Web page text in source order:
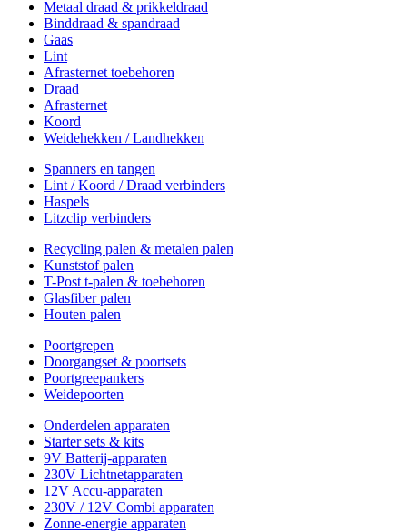
Metaal draad & prikkeldraad
Binddraad & spandraad
Gaas
Lint
Afrasternet toebehoren
Draad
Afrasternet
Koord
Weidehekken / Landhekken
Spanners en tangen
Lint / Koord / Draad verbinders
Haspels
Litzclip verbinders
Recycling palen & metalen palen
Kunststof palen
T-Post t-palen & toebehoren
Glasfiber palen
Houten palen
Poortgrepen
Doorgangset & poortsets
Poortgreepankers
Weidepoorten
Onderdelen apparaten
Starter sets & kits
9V Batterij-apparaten
230V Lichtnetapparaten
12V Accu-apparaten
230V / 12V Combi apparaten
Zonne-energie apparaten